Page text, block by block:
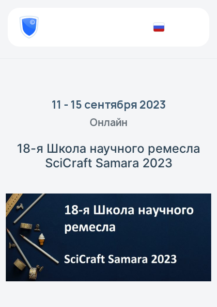
800
777-
81-Проверить
11 - 15 сентября 2023
Онлайн
18-я Школа научного ремесла
SciCraft Samara 2023